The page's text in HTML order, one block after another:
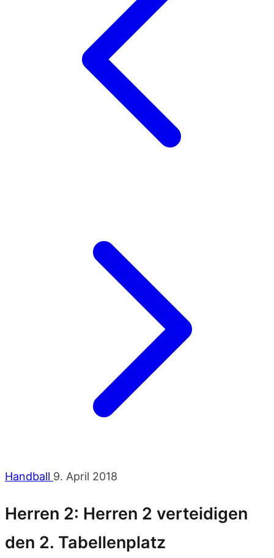
Handball 9. April 2018
Herren 2: Herren 2 verteidigen
den 2. Tabellenplatz